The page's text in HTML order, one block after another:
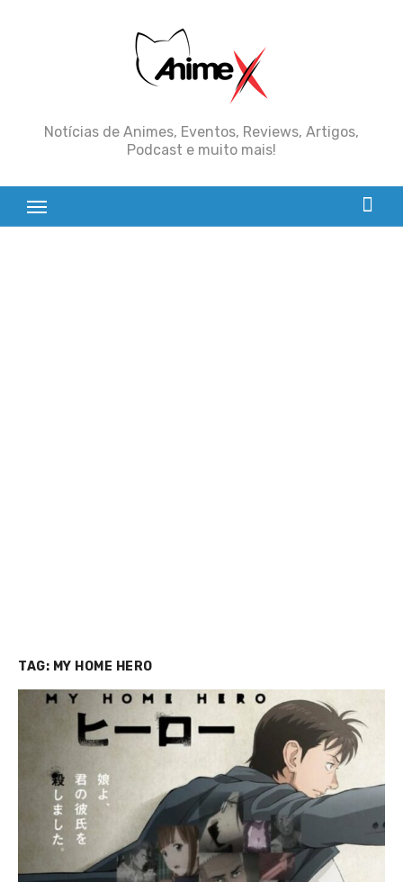
Notícias de Animes, Eventos, Reviews, Artigos,
Podcast e muito mais!
TAG: MY HOME HERO